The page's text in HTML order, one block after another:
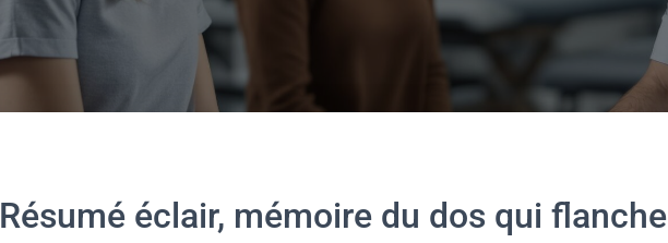
Résumé éclair, mémoire du dos qui flanche